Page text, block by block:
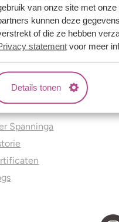
van onze site met
kunnen deze
of die ze hebben
statementvoor meer
Details tonen
ons
Spanninga